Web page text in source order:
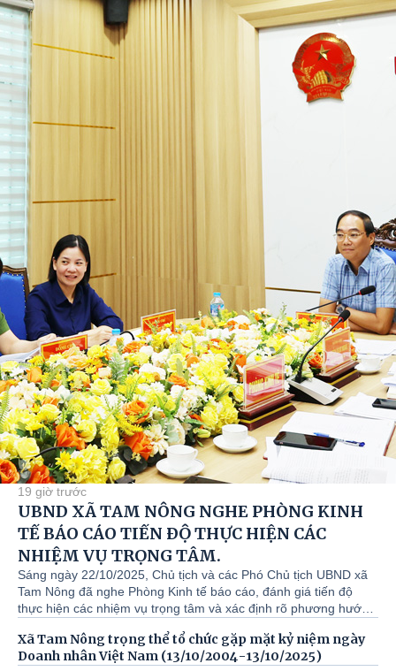
19 giờ trước
UBND XÃ TAM NÔNG NGHE PHÒNG KINH
TẾ BÁO CÁO TIẾN ĐỘ THỰC HIỆN CÁC
NHIỆM VỤ TRỌNG TÂM.
Sáng ngày 22/10/2025, Chủ tịch và các Phó Chủ tịch UBND xã
Tam Nông đã nghe Phòng Kinh tế báo cáo, đánh giá tiến độ
thực hiện các nhiệm vụ trọng tâm và xác định rõ phương hướng
thư Đảng ủy, Chủ tịch UBND xã chủ trì buổi làm việc. Cùng dự
có đại diện Công an xã, Ban Chỉ huy Quân sự xã, Trưởng, Phó
Xã Tam Nông trọng thể tổ chức gặp mặt kỷ niệm ngày
Doanh nhân Việt Nam (13/10/2004-13/10/2025)